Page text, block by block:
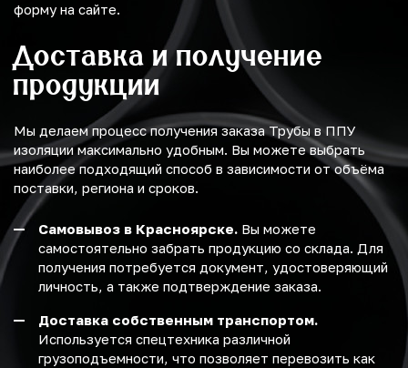
форму на сайте.
Доставка и получение
продукции
Мы делаем процесс получения заказа Трубы в ППУ
изоляции максимально удобным. Вы можете выбрать
наиболее подходящий способ в зависимости от объёма
поставки, региона и сроков.
Самовывоз в Красноярске. Вы можете
самостоятельно забрать продукцию со склада. Для
получения потребуется документ, удостоверяющий
личность, а также подтверждение заказа.
Доставка собственным транспортом.
Используется спецтехника различной
грузоподъемности, что позволяет перевозить как